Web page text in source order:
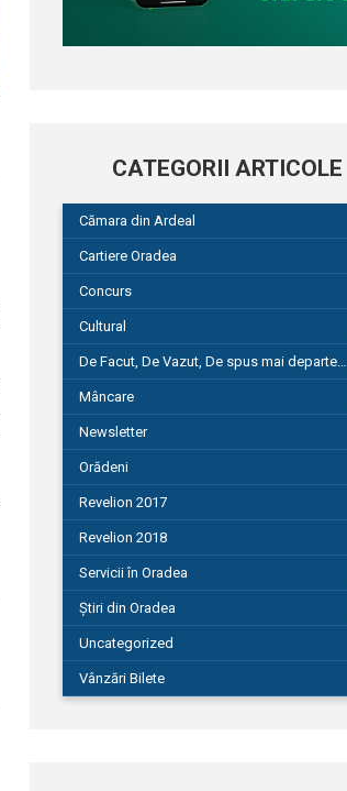
CATEGORII ARTICOLE
Cămara din Ardeal
Cartiere Oradea
Concurs
Cultural
De Facut, De Vazut, De spus mai departe…
580
Mâncare
Newsletter
Orădeni
Revelion 2017
Revelion 2018
Servicii în Oradea
104
Știri din Oradea
1.127
Uncategorized
Vânzări Bilete